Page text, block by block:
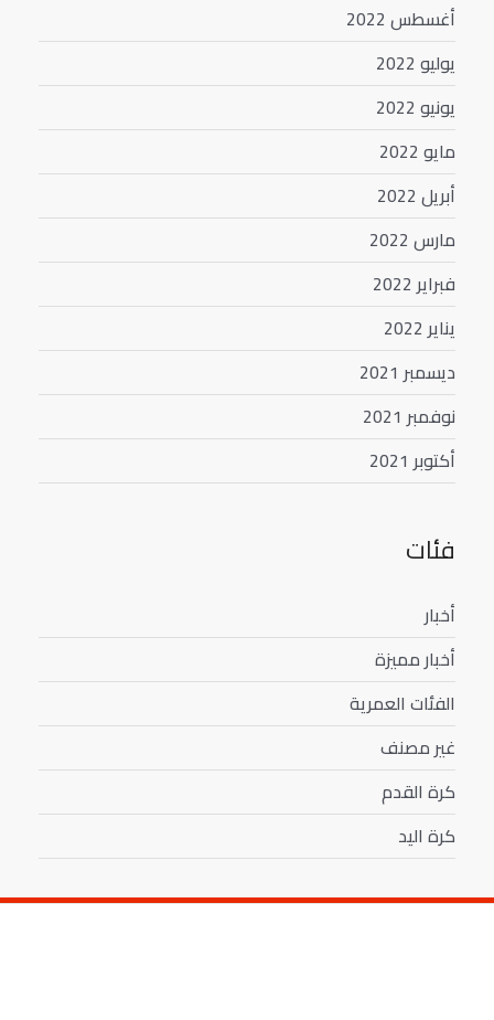
أغسطس 2022
يوليو 2022
يونيو 2022
مايو 2022
أبريل 2022
مارس 2022
فبراير 2022
يناير 2022
ديسمبر 2021
نوفمبر 2021
أكتوبر 2021
فئات
أخبار
أخبار مميزة
الفئات العمرية
غير مصنف
كرة القدم
كرة اليد